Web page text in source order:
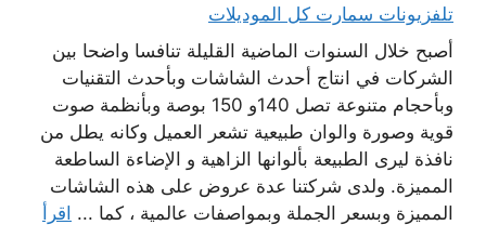
تلفزيونات سمارت كل الموديلات
أصبح خلال السنوات الماضية القليلة تنافسا واضحا بين
الشركات في انتاج أحدث الشاشات وبأحدث التقنيات
وبأحجام متنوعة تصل 140و 150 بوصة وبأنظمة صوت
قوية وصورة والوان طبيعية تشعر العميل وكانه يطل من
نافذة ليرى الطبيعة بألوانها الزاهية و الإضاءة الساطعة
المميزة. ولدى شركتنا عدة عروض على هذه الشاشات
المميزة وبسعر الجملة وبمواصفات عالمية ، كما ... اقرأ